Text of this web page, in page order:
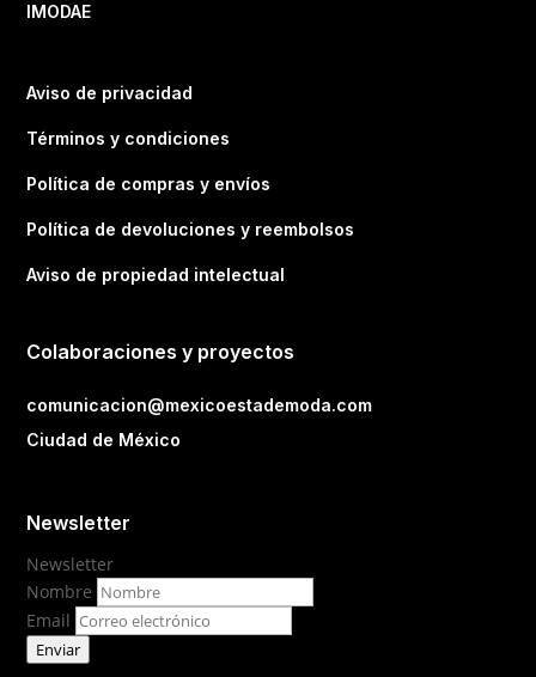
IMODAE
Aviso de privacidad
Términos y condiciones
Política de compras y envíos
Política de devoluciones y reembolsos
Aviso de propiedad intelectual
Colaboraciones y proyectos
comunicacion@mexicoestademoda.com
Ciudad de México
Newsletter
Newsletter
Nombre
Email
Enviar